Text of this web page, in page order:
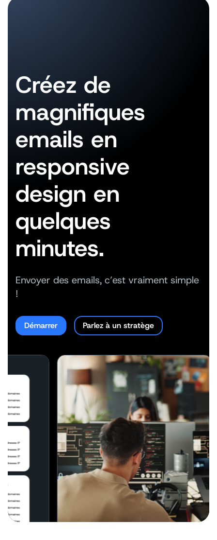
Créez de
magnifiques
emails en
responsive
design en
quelques
minutes.
Envoyer des emails, c’est vraiment simple
!
Démarrer Parlez à un stratège